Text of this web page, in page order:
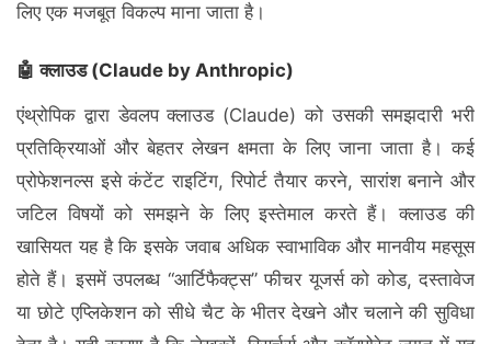
लिए एक मजबूत विकल्प माना जाता है।
🤖 क्लाउड (Claude by Anthropic)
एंथ्रोपिक द्वारा डेवलप क्लाउड (Claude) को उसकी समझदारी भरी
प्रतिक्रियाओं और बेहतर लेखन क्षमता के लिए जाना जाता है। कई
प्रोफेशनल्स इसे कंटेंट राइटिंग, रिपोर्ट तैयार करने, सारांश बनाने और
जटिल विषयों को समझने के लिए इस्तेमाल करते हैं। क्लाउड की
खासियत यह है कि इसके जवाब अधिक स्वाभाविक और मानवीय महसूस
होते हैं। इसमें उपलब्ध “आर्टिफैक्ट्स” फीचर यूजर्स को कोड, दस्तावेज
या छोटे एप्लिकेशन को सीधे चैट के भीतर देखने और चलाने की सुविधा